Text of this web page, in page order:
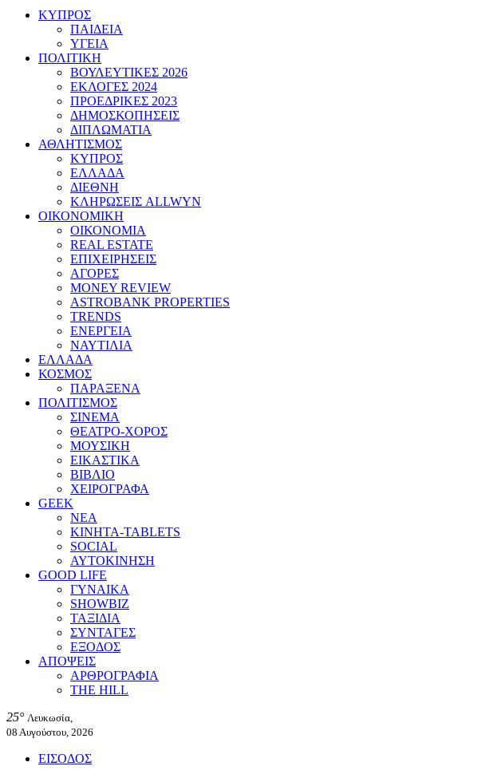
ΚΥΠΡΟΣ
ΠΑΙΔΕΙΑ
ΥΓΕΙΑ
ΠΟΛΙΤΙΚΗ
ΒΟΥΛΕΥΤΙΚΕΣ 2026
ΕΚΛΟΓΕΣ 2024
ΠΡΟΕΔΡΙΚΕΣ 2023
ΔΗΜΟΣΚΟΠΗΣΕΙΣ
ΔΙΠΛΩΜΑΤΙΑ
ΑΘΛΗΤΙΣΜΟΣ
ΚΥΠΡΟΣ
ΕΛΛΑΔΑ
ΔΙΕΘΝΗ
ΚΛΗΡΩΣΕΙΣ ALLWYN
ΟΙΚΟΝΟΜΙΚΗ
ΟΙΚΟΝΟΜΙΑ
REAL ESTATE
ΕΠΙΧΕΙΡΗΣΕΙΣ
ΑΓΟΡΕΣ
MONEY REVIEW
ASTROBANK PROPERTIES
TRENDS
ΕΝΕΡΓΕΙΑ
ΝΑΥΤΙΛΙΑ
ΕΛΛΑΔΑ
ΚΟΣΜΟΣ
ΠΑΡΑΞΕΝΑ
ΠΟΛΙΤΙΣΜΟΣ
ΣΙΝΕΜΑ
ΘΕΑΤΡΟ-ΧΟΡΟΣ
ΜΟΥΣΙΚΗ
ΕΙΚΑΣΤΙΚΑ
ΒΙΒΛΙΟ
ΧΕΙΡΟΓΡΑΦΑ
GEEK
ΝΕΑ
ΚΙΝΗΤΑ-TABLETS
SOCIAL
ΑΥΤΟΚΙΝΗΣΗ
GOOD LIFE
ΓΥΝΑΙΚΑ
SHOWBIZ
ΤΑΞΙΔΙΑ
ΣΥΝΤΑΓΕΣ
ΕΞΟΔΟΣ
ΑΠΟΨΕΙΣ
ΑΡΘΡΟΓΡΑΦΙΑ
THE HILL
25° Λευκωσία,
08 Αυγούστου, 2026
ΕΙΣΟΔΟΣ